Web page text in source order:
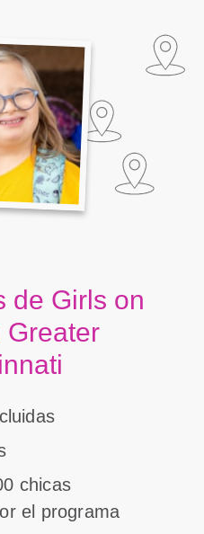
de Girls on
Greater
chicas
el programa